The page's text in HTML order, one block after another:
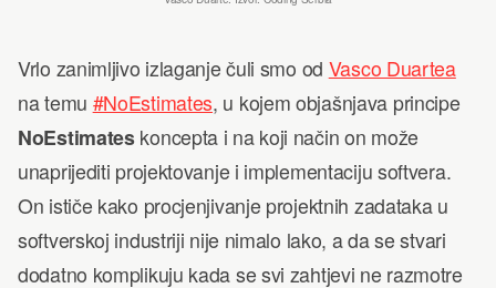
Vrlo zanimljivo izlaganje čuli smo od Vasco Duartea
na temu #NoEstimates, u kojem objašnjava principe
NoEstimateskoncepta i na koji način on može
unaprijediti projektovanje i implementaciju softvera.
On ističe kako procjenjivanje projektnih zadataka u
softverskoj industriji nije nimalo lako, a da se stvari
dodatno komplikuju kada se svi zahtjevi ne razmotre